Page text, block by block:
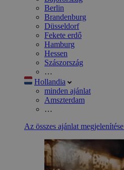
Berlin
Brandenburg
Düsseldorf
Fekete erdő
Hamburg
Hessen
Szászország
…
Hollandia
minden ajánlat
Amszterdam
…
Az összes ajánlat megjelenítése